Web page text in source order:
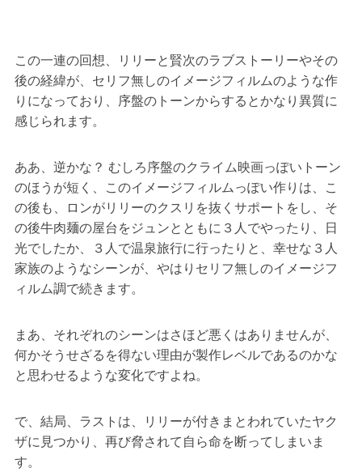
この一連の回想、リリーと賢次のラブストーリーやその
後の経緯が、セリフ無しのイメージフィルムのような作
りになっており、序盤のトーンからするとかなり異質に
感じられます。
ああ、逆かな？ むしろ序盤のクライム映画っぽいトーン
のほうが短く、このイメージフィルムっぽい作りは、こ
の後も、ロンがリリーのクスリを抜くサポートをし、そ
の後牛肉麺の屋台をジュンとともに３人でやったり、日
光でしたか、３人で温泉旅行に行ったりと、幸せな３人
家族のようなシーンが、やはりセリフ無しのイメージフ
ィルム調で続きます。
まあ、それぞれのシーンはさほど悪くはありませんが、
何かそうせざるを得ない理由が製作レベルであるのかな
と思わせるような変化ですよね。
で、結局、ラストは、リリーが付きまとわれていたヤク
ザに見つかり、再び脅されて自ら命を断ってしまいま
す。